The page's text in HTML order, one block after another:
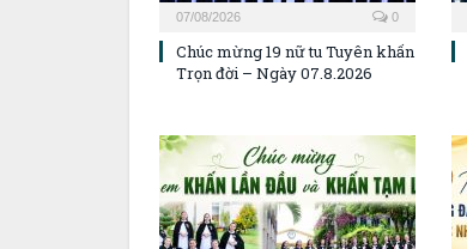
07/08/2026 0
Chúc mừng 19 nữ tu Tuyên khấn
Trọn đời – Ngày 07.8.2026